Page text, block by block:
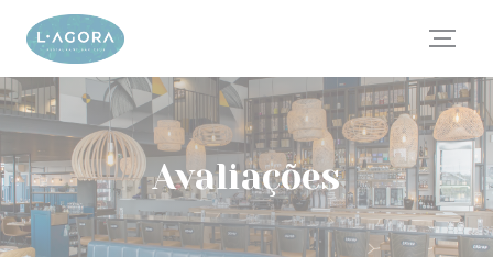
Painel de Gerenciamento de Cookies
Avaliações